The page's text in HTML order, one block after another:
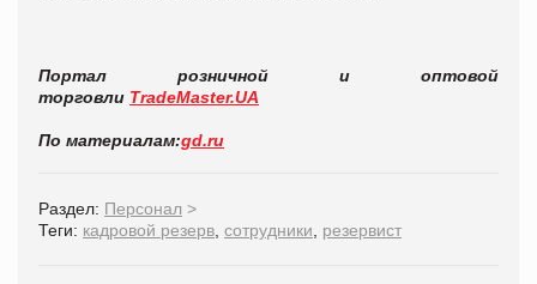
Портал розничной и оптовой
торговли TradeMaster.UA
По материалам:gd.ru
Раздел: Персонал >
Теги: кадровой резерв сотрудники резервист